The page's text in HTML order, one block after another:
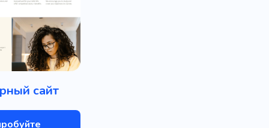
сайт